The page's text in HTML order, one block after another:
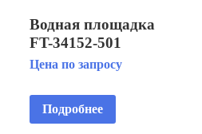
Водная площадка
FT-34152-501
Цена по запросу
Подробнее